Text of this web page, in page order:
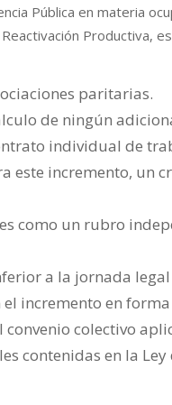
Pública en materia
Productiva,
paritarias.
de ningún
individual de
este incremento, un
como un rubro
a la jornada
incremento en forma
colectivo
contenidas en la Ley